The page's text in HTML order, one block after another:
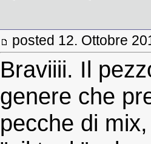
posted 12. Ottobre
Braviiii. Il
genere che
pecche di